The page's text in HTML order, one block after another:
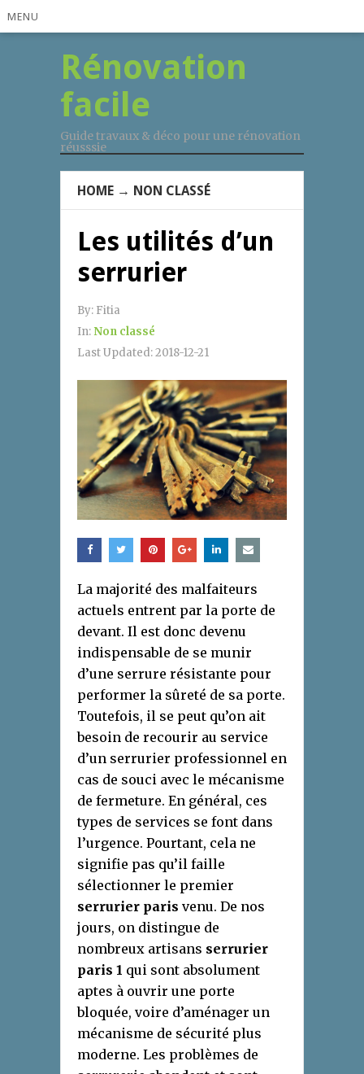
MENU
Rénovation
facile
Guide travaux & déco pour une rénovation
réusssie
HOME → NON CLASSÉ
Les utilités d’un
serrurier
By: Fitia
In:Non classé
Last Updated:2018-12-21
La majorité des malfaiteurs
actuels entrent par la porte de
devant. Il est donc devenu
indispensable de se munir
d’une serrure résistante pour
performer la sûreté de sa porte.
Toutefois, il se peut qu’on ait
besoin de recourir au service
d’un serrurier professionnel en
cas de souci avec le mécanisme
de fermeture. En général, ces
types de services se font dans
l’urgence. Pourtant, cela ne
signifie pas qu’il faille
sélectionner le premier
serrurier paris venu. De nos
jours, on distingue de
nombreux artisans serrurier
paris 1 qui sont absolument
aptes à ouvrir une porte
bloquée, voire d’aménager un
mécanisme de sécurité plus
moderne. Les problèmes de